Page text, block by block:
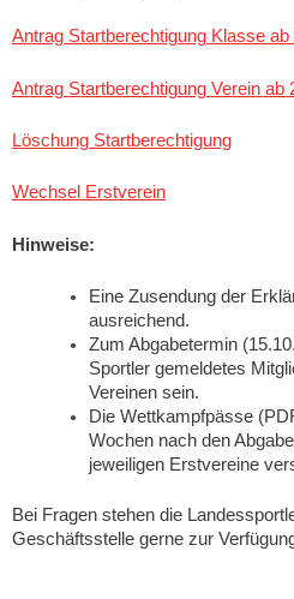
Antrag Startberechtigung Klasse ab
Antrag Startberechtigung Verein ab
Löschung Startberechtigung
Wechsel Erstverein
Hinweise:
Eine Zusendung der
ausreichend.
Zum Abgabetermin
Sportler gemeldetes
Vereinen sein.
Die Wettkampfpässe
Wochen nach den
jeweiligen Erstvereine
Bei Fragen stehen die
Geschäftsstelle gerne zur